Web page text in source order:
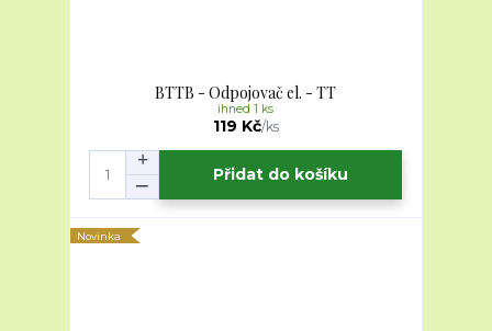
BTTB - Odpojovač el. - TT
119 Kč/ks
ihned 1 ks
Přidat do košíku
Novinka